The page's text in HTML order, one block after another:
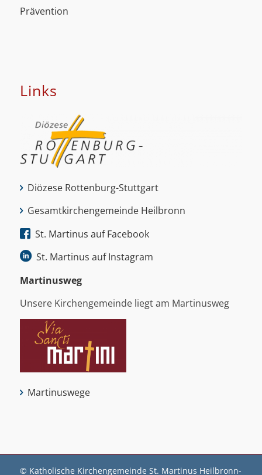
Prävention
Links
Diözese Rottenburg-Stuttgart
Gesamtkirchengemeinde Heilbronn
St. Martinus auf Facebook
St. Martinus auf Instagram
Martinus­weg
Unsere Kirchengemeinde liegt am Martinusweg
Martinuswege
© Katholische Kirchengemeinde St. Martinus Heilbronn-